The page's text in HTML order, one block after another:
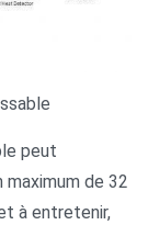
peut
de 32
à entretenir,